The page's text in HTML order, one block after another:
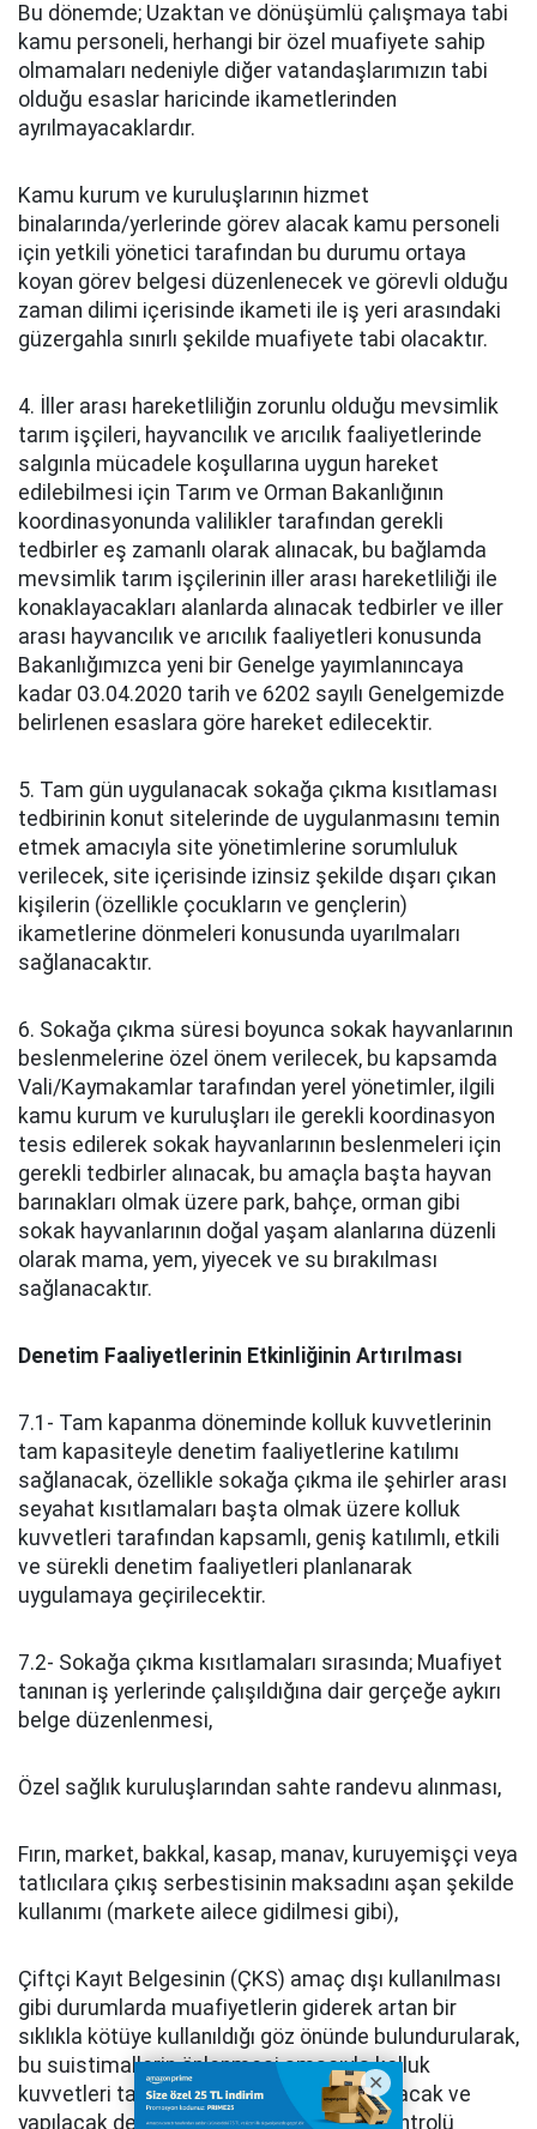
Bu dönemde; Uzaktan ve dönüşümlü çalışmaya tabi
kamu personeli, herhangi bir özel muafiyete sahip
olmamaları nedeniyle diğer vatandaşlarımızın tabi
olduğu esaslar haricinde ikametlerinden
ayrılmayacaklardır.
Kamu kurum ve kuruluşlarının hizmet
binalarında/yerlerinde görev alacak kamu personeli
için yetkili yönetici tarafından bu durumu ortaya
koyan görev belgesi düzenlenecek ve görevli olduğu
zaman dilimi içerisinde ikameti ile iş yeri arasındaki
güzergahla sınırlı şekilde muafiyete tabi olacaktır.
4. İller arası hareketliliğin zorunlu olduğu mevsimlik
tarım işçileri, hayvancılık ve arıcılık faaliyetlerinde
salgınla mücadele koşullarına uygun hareket
edilebilmesi için Tarım ve Orman Bakanlığının
koordinasyonunda valilikler tarafından gerekli
tedbirler eş zamanlı olarak alınacak, bu bağlamda
mevsimlik tarım işçilerinin iller arası hareketliliği ile
konaklayacakları alanlarda alınacak tedbirler ve iller
arası hayvancılık ve arıcılık faaliyetleri konusunda
Bakanlığımızca yeni bir Genelge yayımlanıncaya
kadar 03.04.2020 tarih ve 6202 sayılı Genelgemizde
belirlenen esaslara göre hareket edilecektir.
5. Tam gün uygulanacak sokağa çıkma kısıtlaması
tedbirinin konut sitelerinde de uygulanmasını temin
etmek amacıyla site yönetimlerine sorumluluk
verilecek, site içerisinde izinsiz şekilde dışarı çıkan
kişilerin (özellikle çocukların ve gençlerin)
ikametlerine dönmeleri konusunda uyarılmaları
sağlanacaktır.
6. Sokağa çıkma süresi boyunca sokak hayvanlarının
beslenmelerine özel önem verilecek, bu kapsamda
Vali/Kaymakamlar tarafından yerel yönetimler, ilgili
kamu kurum ve kuruluşları ile gerekli koordinasyon
tesis edilerek sokak hayvanlarının beslenmeleri için
gerekli tedbirler alınacak, bu amaçla başta hayvan
barınakları olmak üzere park, bahçe, orman gibi
sokak hayvanlarının doğal yaşam alanlarına düzenli
olarak mama, yem, yiyecek ve su bırakılması
sağlanacaktır.
Denetim Faaliyetlerinin Etkinliğinin Artırılması
7.1- Tam kapanma döneminde kolluk kuvvetlerinin
tam kapasiteyle denetim faaliyetlerine katılımı
sağlanacak, özellikle sokağa çıkma ile şehirler arası
seyahat kısıtlamaları başta olmak üzere kolluk
kuvvetleri tarafından kapsamlı, geniş katılımlı, etkili
ve sürekli denetim faaliyetleri planlanarak
uygulamaya geçirilecektir.
7.2- Sokağa çıkma kısıtlamaları sırasında; Muafiyet
tanınan iş yerlerinde çalışıldığına dair gerçeğe aykırı
belge düzenlenmesi,
Özel sağlık kuruluşlarından sahte randevu alınması,
Fırın, market, bakkal, kasap, manav, kuruyemişçi veya
tatlıcılara çıkış serbestisinin maksadını aşan şekilde
kullanımı (markete ailece gidilmesi gibi),
Çiftçi Kayıt Belgesinin (ÇKS) amaç dışı kullanılması
gibi durumlarda muafiyetlerin giderek artan bir
sıklıkla kötüye kullanıldığı göz önünde bulundurularak,
bu suistimallerin önlenmesi amacıyla kolluk
kuvvetleri tarafından her türlü tedbir alınacak ve
yapılacak denetimlerde bu hususların kontrolü